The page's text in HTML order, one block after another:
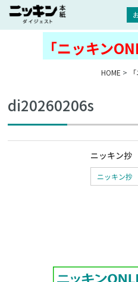
「ニッキン
HOME >
di20260206s
ニッキン
ニッキン抄